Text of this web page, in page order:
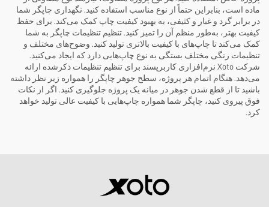
ماده است، بنابراین حتماً از نوع مناسب استفاده کنید. نگهداری چاپگر شما
در برابر گرد و غبار و کثیفی، به بهبود کیفیت چاپ کمک می‌کند. برای حفظ
کیفیت بهتر، به‌طور منظم آن را تمیز کنید. تنظیم تنظیمات چاپگر به شما
کمک می‌کند تا چاپ‌های با کیفیت بالاتری تولید کنید. وضوح‌های مختلف و
تنظیمات رنگی مختلف بستگی به نوع چاپ‌هایی دارد که ایجاد می‌کنید.
شرکت Xoto نرم‌افزاری کاربرپسند برای تنظیم تنظیمات ذکرشده ارائه
می‌دهد. هنگام اتمام هر پروژه، سطح جوهر چاپگر را همواره زیر نظر داشته
باشید تا از قطع شدن جوهر در میانه یک پروژه جلوگیری کنید. اگر از نکات
فوق پیروی کنید، چاپگر شما همواره چاپ‌هایی با کیفیت عالی تولید خواهد
کرد.